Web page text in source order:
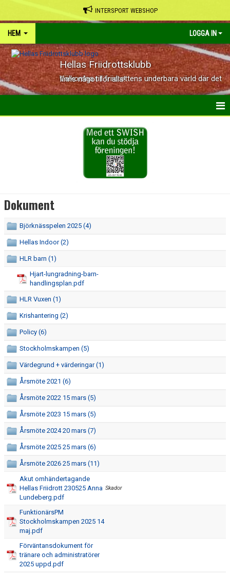
INTERSPORT WEBSHOP
HEM LOGGA IN
Hellas Friidrottsklubb
Välkomna till friidrottens underbara värld där det finns något för alla!
DOKUMENT
FÖR TRÄNARE
FÖR MEDLEMMAR
RESULTAT - STATISTIK
BOKNING
Dokument
Björknässpelen 2025 (4)
Hellas Indoor (2)
HLR barn (1)
Hjart-lungradning-barn-
handlingsplan.pdf
HLR Vuxen (1)
Krishantering (2)
Policy (6)
Stockholmskampen (5)
Värdegrund + värderingar (1)
Årsmöte 2021 (6)
Årsmöte 2022 15 mars (5)
Årsmöte 2023 15 mars (5)
Årsmöte 2024 20 mars (7)
Årsmöte 2025 25 mars (6)
Årsmöte 2026 25 mars (11)
Akut omhändertagande
Hellas Friidrott 230525 Anna
Lundeberg.pdf
Skador
FunktionärsPM
Stockholmskampen 2025 14
maj.pdf
Förväntansdokument för
tränare och administratörer
2025 uppd.pdf